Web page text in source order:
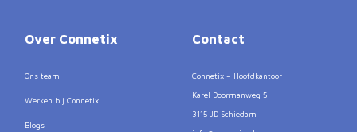
Over Connetix
Ons team
Werken bij Connetix
Blogs
Contact
Connetix – Hoofdkantoor
Karel Doormanweg 5
3115 JD Schiedam